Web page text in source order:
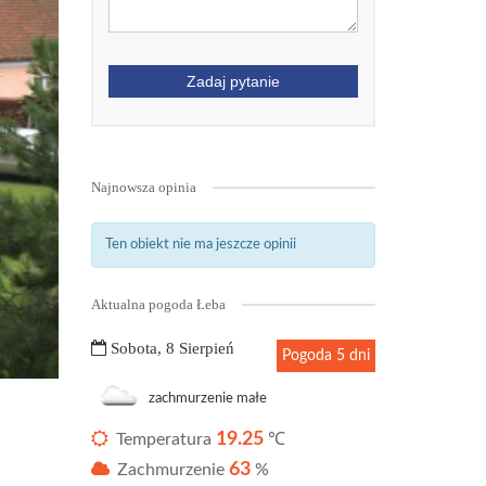
Next
Zadaj pytanie
Najnowsza opinia
Ten obiekt nie ma jeszcze opinii
Aktualna pogoda Łeba
Sobota, 8 Sierpień Pogoda 5 dni
zachmurzenie małe
Temperatura 19.25℃
Zachmurzenie 63%